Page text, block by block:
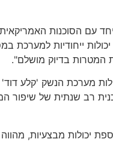
הסוכנות האמריקאית
ייחודיות
המטרות בדיוק מושלם".
המוצלחים של גדוד 66 במבצע 'מגן וחץ'
רב שנתית של שיפור
יכולות מבצעיות,